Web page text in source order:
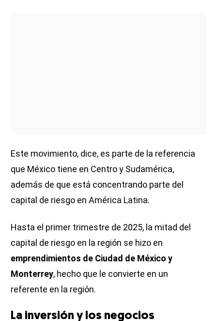
Este movimiento, dice, es parte de la referencia
que México tiene en Centro y Sudamérica,
además de que está concentrando parte del
capital de riesgo en América Latina.
Hasta el primer trimestre de 2025, la mitad del
capital de riesgo en la región se hizo en
emprendimientos de Ciudad de México y
Monterrey, hecho que le convierte en un
referente en la región.
La inversión y los negocios